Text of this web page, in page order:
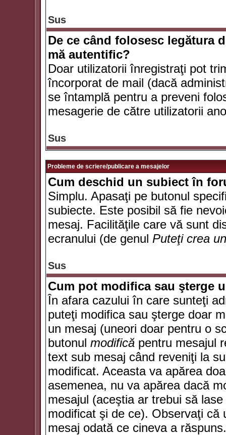
Sus
De ce când folosesc legătura
mă autentific?
Doar utilizatorii înregistraţi pot
încorporat de mail (dacă
se întamplă pentru a preveni
mesagerie de către utilizatorii
Sus
Probleme de scriere/publicare a mesajelor
Cum deschid un subiect în
Simplu. Apasaţi pe butonul
subiecte. Este posibil să fie
mesaj. Facilităţile care vă sunt
ecranului (de genul Puteţi crea
Sus
Cum pot modifica sau şterge
În afara cazului în care sunteţi
puteţi modifica sau şterge doar
un mesaj (uneori doar pentru o
butonul modifică pentru mesajul
text sub mesaj când reveniţi la
modificat. Aceasta va apărea
asemenea, nu va apărea dacă
mesajul (aceştia ar trebui să
modificat şi de ce). Observaţi că
mesaj odată ce cineva a răspuns.